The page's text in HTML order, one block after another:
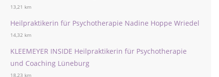
13,21 km
Heilpraktikerin für Psychotherapie Nadine Hoppe Wriedel
14,32 km
KLEEMEYER INSIDE Heilpraktikerin für Psychotherapie
und Coaching Lüneburg
18,23 km